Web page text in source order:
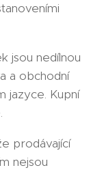
jsou nedílnou
a obchodní
jazyce. Kupní
prodávající
nejsou